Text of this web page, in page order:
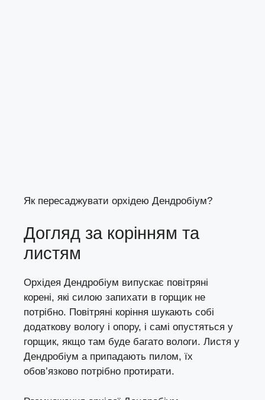
Як пересаджувати орхідею Дендробіум?
Догляд за корінням та
листям
Орхідея Дендробіум випускає повітряні
корені, які силою запихати в горщик не
потрібно. Повітряні коріння шукають собі
додаткову вологу і опору, і самі опустяться у
горщик, якщо там буде багато вологи. Листя у
Дендробіум а припадають пилом, їх
обов’язково потрібно протирати.